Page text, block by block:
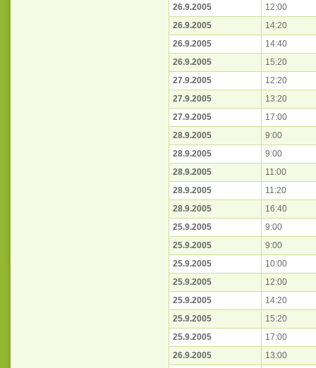
26.9.2005
12:00
26.9.2005
14:20
26.9.2005
14:40
26.9.2005
15:20
27.9.2005
12:20
27.9.2005
13:20
27.9.2005
17:00
28.9.2005
9:00
28.9.2005
9:00
28.9.2005
11:00
28.9.2005
11:20
28.9.2005
16:40
25.9.2005
9:00
25.9.2005
9:00
25.9.2005
10:00
25.9.2005
12:00
25.9.2005
14:20
25.9.2005
15:20
25.9.2005
17:00
26.9.2005
13:00